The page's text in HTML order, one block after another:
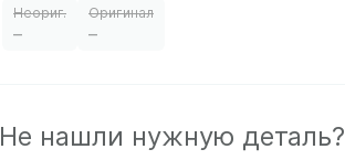
– –
Не нашли нужную деталь?